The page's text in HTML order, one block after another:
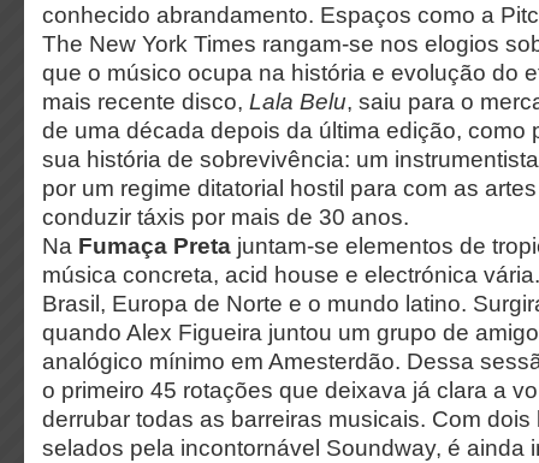
conhecido abrandamento. Espaços como a
The New York Times rangam-se nos elogios
que o músico ocupa na história e evolução do
mais recente disco, Lala Belu, saiu para o
de uma década depois da última edição, como
sua história de sobrevivência: um
por um regime ditatorial hostil para com as
conduzir táxis por mais de 30 anos.
Na Fumaça Preta juntam-se elementos de
música concreta, acid house e electrónica
Brasil, Europa de Norte e o mundo latino.
quando Alex Figueira juntou um grupo de
analógico mínimo em Amesterdão. Dessa
o primeiro 45 rotações que deixava já clara a
derrubar todas as barreiras musicais. Com
selados pela incontornável Soundway, é ainda